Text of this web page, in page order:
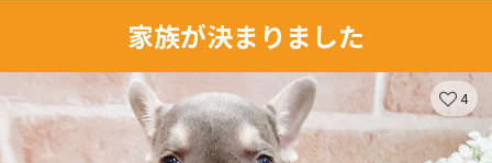
家族が決まりました
4